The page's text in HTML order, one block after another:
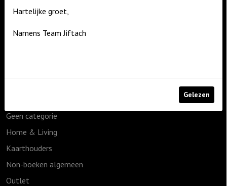
3861 NA Nijkerk
Geen categorie
Home & Living
Kaarthouders
Non-boeken algemeen
Outlet
Hartelijke groet,
Namens Team Jiftach
Gelezen